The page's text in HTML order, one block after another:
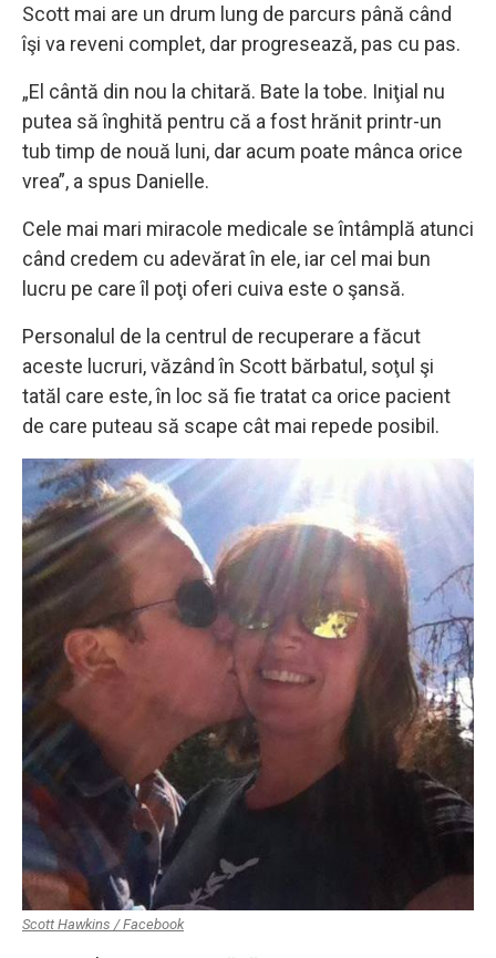
Scott mai are un drum lung de parcurs până când
îşi va reveni complet, dar progresează, pas cu pas.
„El cântă din nou la chitară. Bate la tobe. Iniţial nu
putea să înghită pentru că a fost hrănit printr-un
tub timp de nouă luni, dar acum poate mânca orice
vrea”, a spus Danielle.
Cele mai mari miracole medicale se întâmplă atunci
când credem cu adevărat în ele, iar cel mai bun
lucru pe care îl poţi oferi cuiva este o şansă.
Personalul de la centrul de recuperare a făcut
aceste lucruri, văzând în Scott bărbatul, soţul şi
tatăl care este, în loc să fie tratat ca orice pacient
de care puteau să scape cât mai repede posibil.
Scott Hawkins / Facebook